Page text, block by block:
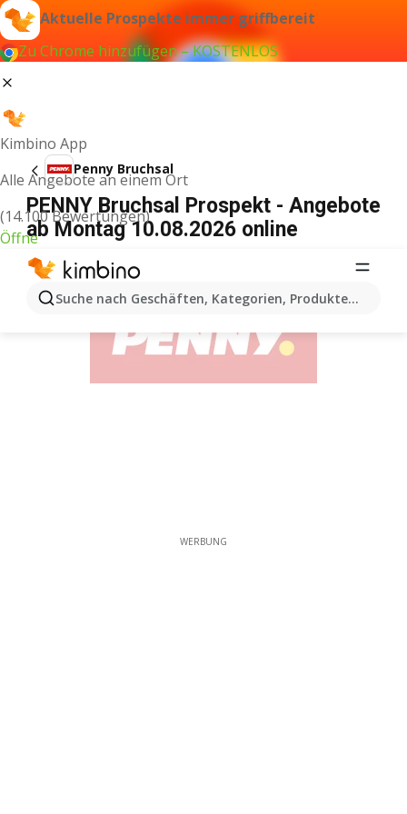
Aktuelle Prospekte immer griffbereit
Zu Chrome hinzufügen – KOSTENLOS
Kimbino App
Alle Angebote an einem Ort
(14.100 Bewertungen)
Öffne
Suche nach Geschäften, Kategorien, Produkten...
Penny Bruchsal
PENNY Bruchsal Prospekt - Angebote
ab Montag 10.08.2026 online
WERBUNG